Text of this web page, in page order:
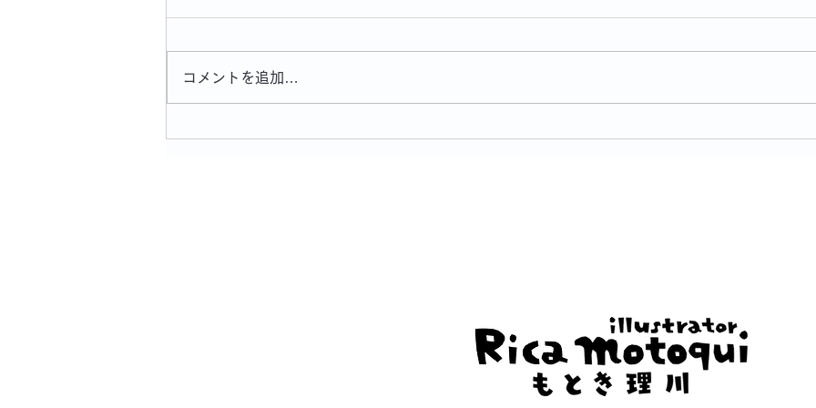
「OPA夏フェスおもちかえり
お仕事：新編 言語文化 改訂
お
コメントを追加…